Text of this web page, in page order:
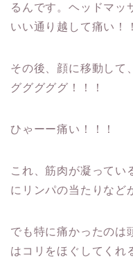
るんです。ヘッドマッ
いい通り越して痛い！！
その後、顔に移動して
グググググ！！！
ひゃーー痛い！！！
これ、筋肉が凝ってい
にリンパの当たりなど
でも特に痛かったのは
はコリをほぐしてくれ